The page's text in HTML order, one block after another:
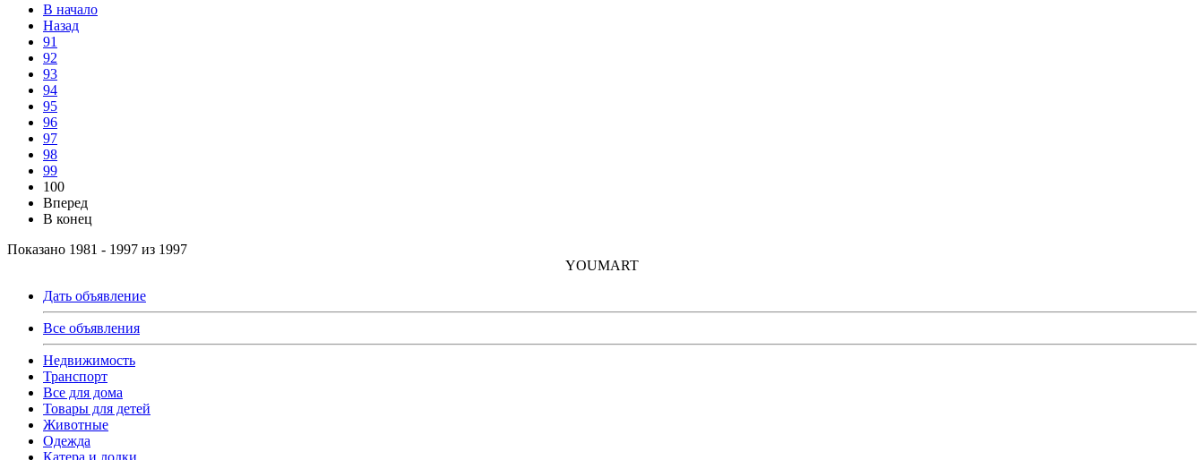
В начало
Назад
91
92
93
94
95
96
97
98
99
100
Вперед
В конец
Показано 1981 - 1997 из 1997
YOUMART
Дать объявление
Все объявления
Недвижимость
Транспорт
Все для дома
Товары для детей
Животные
Одежда
Катера и лодки